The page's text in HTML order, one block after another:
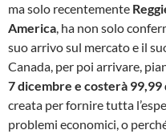
ma solo recentemente
America, ha non solo
suo arrivo sul mercato e il
Canada, per poi arrivare,
7 dicembre e costerà
creata per fornire tutta
problemi economici, o